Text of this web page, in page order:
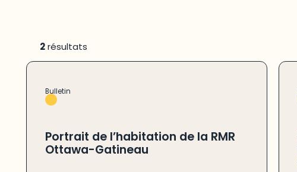
2résultats
Bulletin
Portrait de l’habitation de la RMR
Ottawa-Gatineau